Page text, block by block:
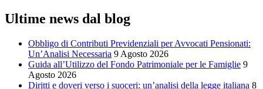
Ultime news dal blog
Obbligo di Contributi Previdenziali per Avvocati Pensionati:
Un’Analisi Necessaria 9 Agosto 2026
Guida all’Utilizzo del Fondo Patrimoniale per le Famiglie 9
Agosto 2026
Diritti e doveri verso i suoceri: un’analisi della legge italiana 8